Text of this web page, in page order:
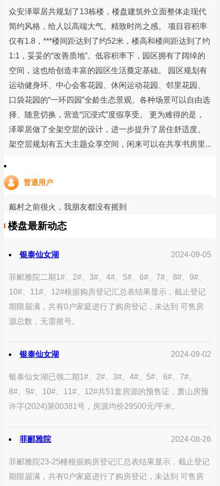
众安泽翠居共规划了13栋楼，楼盘建筑外立面整体走现代
简约风格，给人以高端大气、精致时尚之感。 项目容积率
仅有1.8，***楼间距达到了约52米，楼高和楼间距达到了约
1:1，妥妥的“改善质地”。低容积率下，园区拥有了阔绰的
空间，这也给创造丰富的园区生活奠定基础。 园区规划有
运动健身环、中心会客花园、休闲运动花园、邻里花园、
口袋花园的“一环四园”全龄生态景观。各种场景可以自由选
择、随意切换，营造“沉浸式”度假享受。 更为难得的是，
泽翠居做了全架空层的设计，进一步提升了居住舒适度。
架空层规划有五大主题众享空间，闲来可以在共享书房里...
普通用户
戴村之前很火，我朋友都没有摇到
楼盘最新动态
银泰仙女湖 2024-09-05
菲郦雅院二期1#、2#、3#、4#、5#、6#、7#、8#、9#、
10#、11#、12#根据购房登记汇总表结果显示，截止登记
期限届满，共有0户家庭进行了购房登记，未达到 可售房
源总数，无需摇号。
银泰仙女湖 2024-09-02
银泰仙女湖已领二期1#、2#、3#、4#、5#、6#、7#、
8#、9#、10#、11#、12#共51套房源的预售证，萧山房预
许字(2024)第00381号，房源均价29500元/平米。
菲郦雅院 2024-08-26
菲郦雅院23-25幢根据购房登记汇总表结果显示，截止登记
期限届满，共有0户家庭进行了购房登记，未达到 可售房